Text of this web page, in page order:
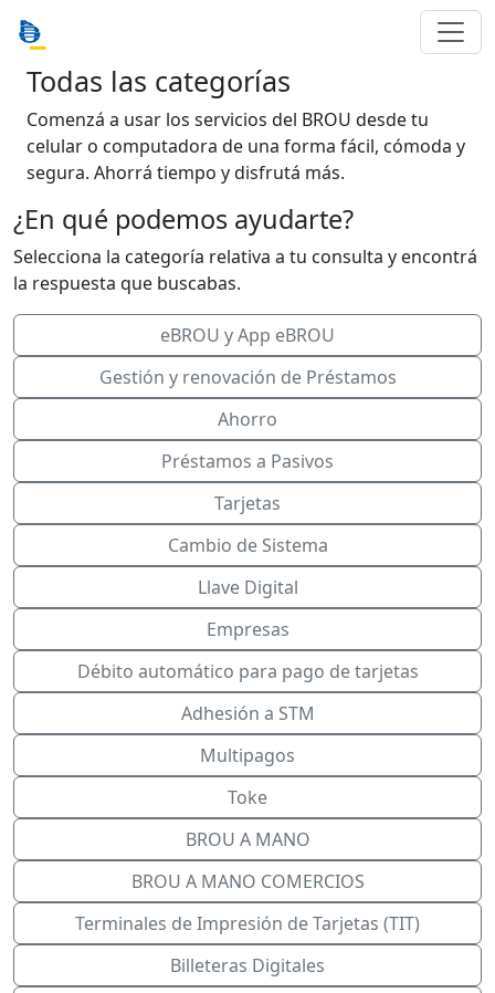
Todas las categorías
Comenzá a usar los servicios del BROU desde tu
celular o computadora de una forma fácil, cómoda y
segura. Ahorrá tiempo y disfrutá más.
¿En qué podemos ayudarte?
Selecciona la categoría relativa a tu consulta y encontrá
la respuesta que buscabas.
eBROU y App eBROU
Gestión y renovación de Préstamos
Ahorro
Préstamos a Pasivos
Tarjetas
Cambio de Sistema
Llave Digital
Empresas
Débito automático para pago de tarjetas
Adhesión a STM
Multipagos
Toke
BROU A MANO
BROU A MANO COMERCIOS
Terminales de Impresión de Tarjetas (TIT)
Billeteras Digitales